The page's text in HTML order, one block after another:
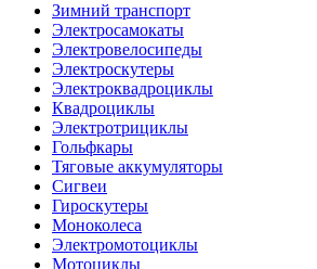
Зимний транспорт
Электросамокаты
Электровелосипеды
Электроскутеры
Электроквадроциклы
Квадроциклы
Электротрициклы
Гольфкары
Тяговые аккумуляторы
Сигвеи
Гироскутеры
Моноколеса
Электромотоциклы
Мотоциклы